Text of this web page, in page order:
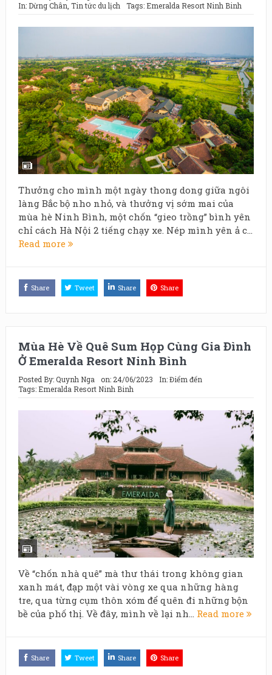
In: Dừng Chân Tin tức du lịch Tags: Emeralda Resort Ninh Binh
Thưởng cho mình một ngày thong dong giữa ngôi
làng Bắc bộ nho nhỏ, và thưởng vị sớm mai của
mùa hè Ninh Bình, một chốn “gieo trồng” bình yên
chỉ cách Hà Nội 2 tiếng chạy xe. Nép mình yên ả c...
Read more
Share Tweet Share Share
Mùa Hè Về Quê Sum Họp Cùng Gia Đình
Ở Emeralda Resort Ninh Bình
Posted By:Quynh Nga on: 24/06/2023 In:Điểm đến
Tags: Emeralda Resort Ninh Binh
Về “chốn nhà quê” mà thư thái trong không gian
xanh mát, đạp một vài vòng xe qua những hàng
tre, qua từng cụm thôn xóm để quên đi những bộn
bề của phố thị. Về đây, mình về lại nh... Read more
Share Tweet Share Share